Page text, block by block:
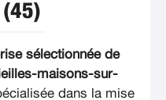
sélectionnée de
maisons-sur-
dans la mise